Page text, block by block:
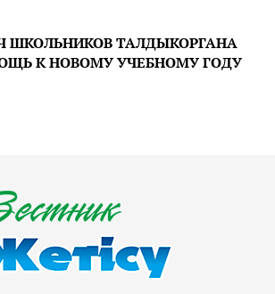
ШКОЛЬНИКОВ ТАЛДЫКОРГАНА
К НОВОМУ УЧЕБНОМУ ГОДУ